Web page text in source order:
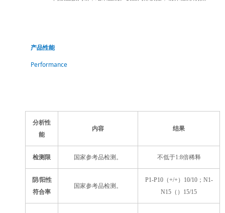
产品性能
Performance
分析性
能
内容 结果
检测限 国家参考品检测。 不低于1:8倍稀释
阴/阳性
符合率
国家参考品检测。
P1-P10（+/+ ）10/10；N1-
N15（）15/15